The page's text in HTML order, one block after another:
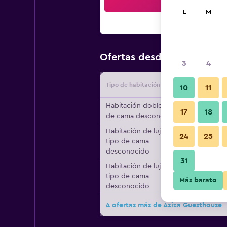
Ofertas desde Oferta
Tipo de habitación
Habitación doble, tipo
de cama desconocido
Habitación de lujo,
tipo de cama
desconocido
Habitación de lujo,
tipo de cama
desconocido
4 ofertas más de Aziza Guesthouse
L M
3 4
10 11
17 18
24 25
31
Más barato